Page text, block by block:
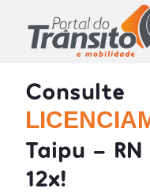
Consulte
Taipu -
12x!